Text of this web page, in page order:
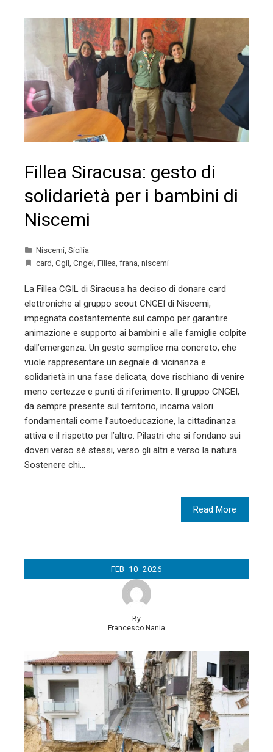
Fillea Siracusa: gesto di
solidarietà per i bambini di
Niscemi
Niscemi Sicilia
card Cgil Cngei Fillea frana niscemi
La Fillea CGIL di Siracusa ha deciso di donare card
elettroniche al gruppo scout CNGEI di Niscemi,
impegnata costantemente sul campo per garantire
animazione e supporto ai bambini e alle famiglie colpite
dall’emergenza. Un gesto semplice ma concreto, che
vuole rappresentare un segnale di vicinanza e
solidarietà in una fase delicata, dove rischiano di venire
meno certezze e punti di riferimento. Il gruppo CNGEI,
da sempre presente sul territorio, incarna valori
fondamentali come l’autoeducazione, la cittadinanza
attiva e il rispetto per l’altro. Pilastri che si fondano sui
doveri verso sé stessi, verso gli altri e verso la natura.
Sostenere chi…
Read More
FEB 10 2026
By
Francesco Nania